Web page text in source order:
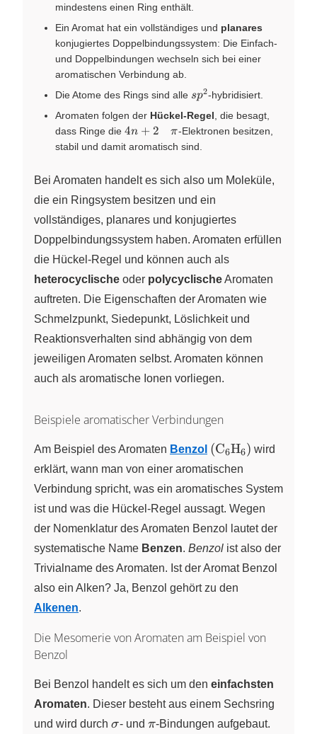
mindestens einen Ring enthält.
Ein Aromat hat ein vollständiges und planares
konjugiertes Doppelbindungssystem: Die Einfach-
und Doppelbindungen wechseln sich bei einer
aromatischen Verbindung ab.
Die Atome des Rings sind alle {sp}^2
sp2-hybridisiert.
Aromaten folgen der Hückel-Regel , die besagt,
dass Ringe die 4n+2
\quad
4n + 2 π-Elektronen besitzen,
stabil und damit aromatisch sind.
Bei Aromaten handelt es sich also um Moleküle,
die ein Ringsystem besitzen und ein
vollständiges, planares und konjugiertes
Doppelbindungssystem haben. Aromaten erfüllen
die Hückel-Regel und können auch als
heterocyclische oder polycyclischeAromaten
auftreten. Die Eigenschaften der Aromaten wie
Schmelzpunkt, Siedepunkt, Löslichkeit und
Reaktionsverhalten sind abhängig von dem
jeweiligen Aromaten selbst. Aromaten können
auch als aromatische Ionen vorliegen.
Beispiele aromatischer Verbindungen
Am Beispiel des Aromaten Benzol (\ce{C6H6})
(CX
6HX
6) wird
erklärt, wann man von einer aromatischen
Verbindung spricht, was ein aromatisches System
ist und was die Hückel-Regel aussagt. Wegen
der Nomenklatur des Aromaten Benzol lautet der
systematische Name Benzen. Benzol ist also der
Trivialname des Aromaten. Ist der Aromat Benzol
also ein Alken? Ja, Benzol gehört zu den
Alkenen.
Die Mesomerie von Aromaten am Beispiel von
Benzol
Bei Benzol handelt es sich um den einfachsten
Aromaten. Dieser besteht aus einem Sechsring
und wird durch \sigma
σ- und \pi
π-Bindungen aufgebaut.